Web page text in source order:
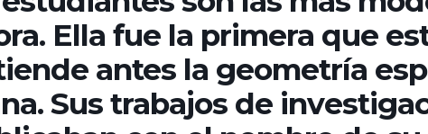
Ella fue la primera que
antes la geometría
Sus trabajos de